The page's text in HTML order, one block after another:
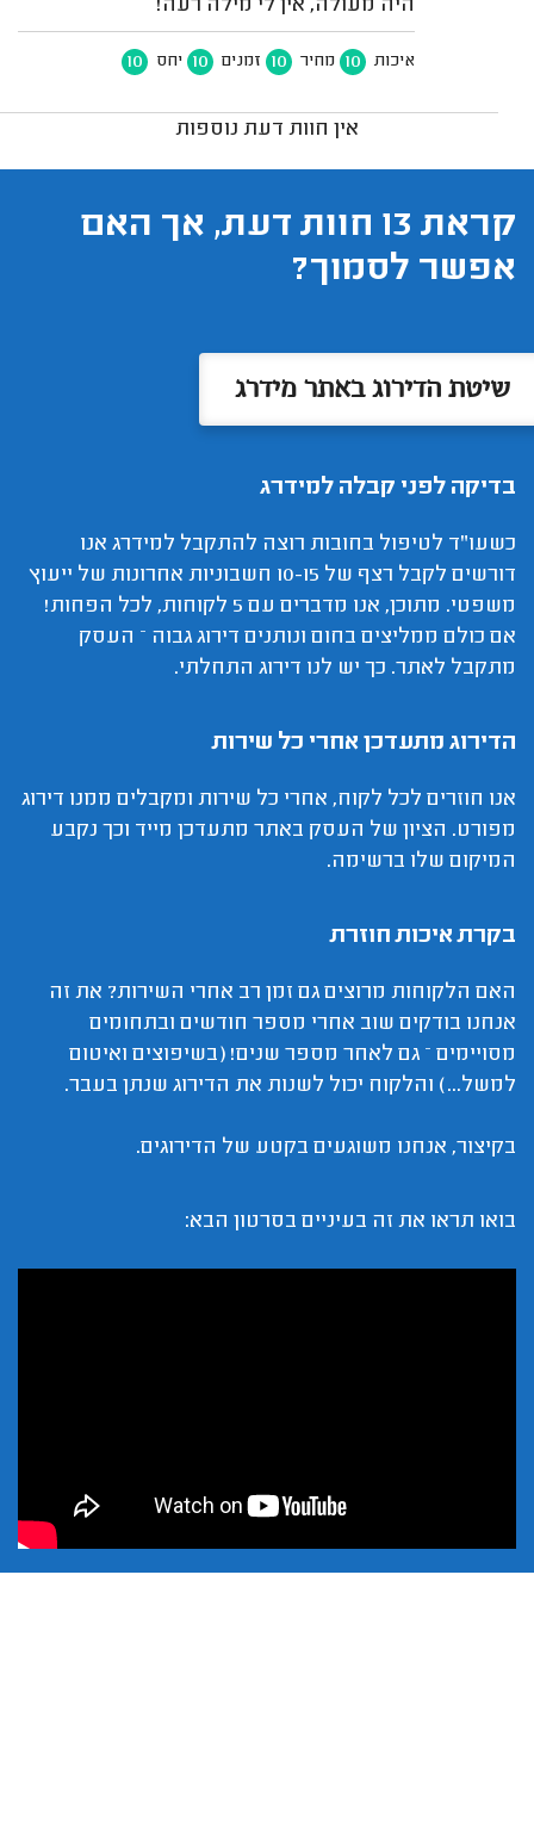
היה מעולה, אין לי מילה רעה!
איכות 10 מחיר 10 זמנים 10 יחס 10
אין חוות דעת נוספות
קראת 13 חוות דעת, אך האם
אפשר לסמוך?
שיטת הדירוג באתר מידרג
בדיקה לפני קבלה למידרג
כשעו"ד לטיפול בחובות רוצה להתקבל למידרג אנו
דורשים לקבל רצף של 10-15 חשבוניות אחרונות של ייעוץ
משפטי. מתוכן, אנו מדברים עם 5 לקוחות, לכל הפחות!
אם כולם ממליצים בחום ונותנים דירוג גבוה – העסק
מתקבל לאתר. כך יש לנו דירוג התחלתי.
הדירוג מתעדכן אחרי כל שירות
אנו חוזרים לכל לקוח, אחרי כל שירות ומקבלים ממנו דירוג
מפורט. הציון של העסק באתר מתעדכן מייד וכך נקבע
המיקום שלו ברשימה.
בקרת איכות חוזרת
האם הלקוחות מרוצים גם זמן רב אחרי השירות? את זה
אנחנו בודקים שוב אחרי מספר חודשים ובתחומים
מסויימים – גם לאחר מספר שנים! (בשיפוצים ואיטום
למשל...) והלקוח יכול לשנות את הדירוג שנתן בעבר.
בקיצור, אנחנו משוגעים בקטע של הדירוגים.
בואו תראו את זה בעיניים בסרטון הבא: